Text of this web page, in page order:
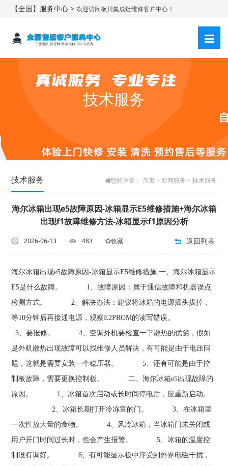
【全国】服务中心 >欢迎访问板川集成灶维修客户中心！
技术服务
技术服务 您的位置： 首页> 新闻服务 > 技术服务
海尔冰箱出现e5故障原因-冰箱显示E5维修措施+海尔冰箱
出现f1故障维修方法-冰箱显示f1原因分析
2026-06-13 483 收藏 返回列表
海尔冰箱出现e5故障原因-冰箱显示E5维修措施 一、海尔冰箱显示
E5是什么故障。 1、故障原因：属于通信故障和机器误点
检测方式。 2、解决办法：建议将冰箱的电源插头拔掉，
等10分钟后再接通电源，观察E2PROM的读写错误。
3、要报修。 4、空调外机要检查一下散热的优劣，假如
是外机散热出现故障可以找维修人员解决，有可能是由于电压问
题，这就是需要安装一个稳压器。 5、还有可能是由于控
制板故障，需要更换控制板。 二、海尔冰箱e5出现故障的
原因。 1、冰箱首次启动或长时间停电后，应重新启动。
2、冰箱长期打开冷冻室的门。 3、在冰箱里
一次性放大量的食物。 4、风冷冰箱，当冰箱门未关闭或
用户开门时间过长时，也会产生报警。 5、冰箱的温度控
制没有调好。 6、有可能显示板中序受到外界电磁干扰，